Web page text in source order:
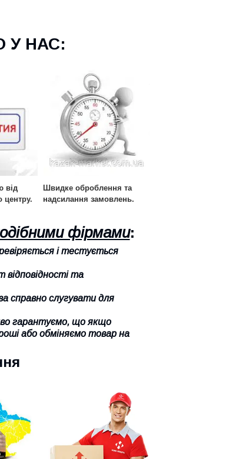
У НАС:
від
центру.
Швидке оброблення та
надсилання замовлень.
фірмами:
і тестується
та
справно слугувати для
гарантуємо, що якщо
або обміняємо товар на